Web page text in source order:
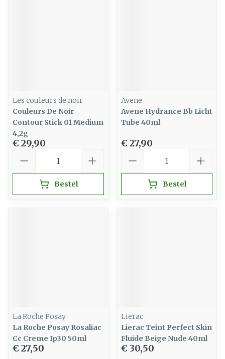
Les couleurs de noir
Couleurs De Noir
Contour Stick 01 Medium
4,2g
€ 29,90
Bestel
Avene
Avene Hydrance Bb Licht
Tube 40ml
€ 27,90
Bestel
La Roche Posay
La Roche Posay Rosaliac
Cc Creme Ip30 50ml
€ 27,50
Lierac
Lierac Teint Perfect Skin
Fluide Beige Nude 40ml
€ 30,50